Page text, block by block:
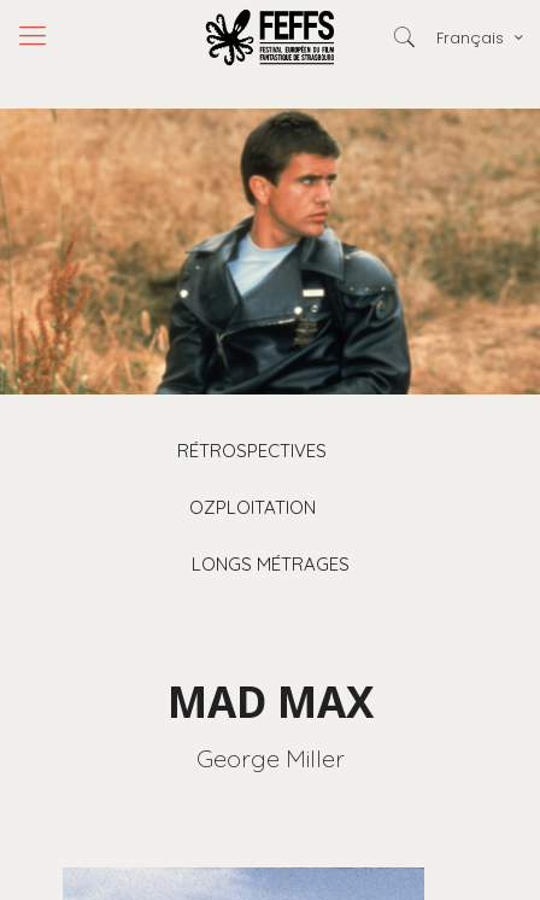
Français
RÉTROSPECTIVES
OZPLOITATION
LONGS MÉTRAGES
MAD MAX
George Miller